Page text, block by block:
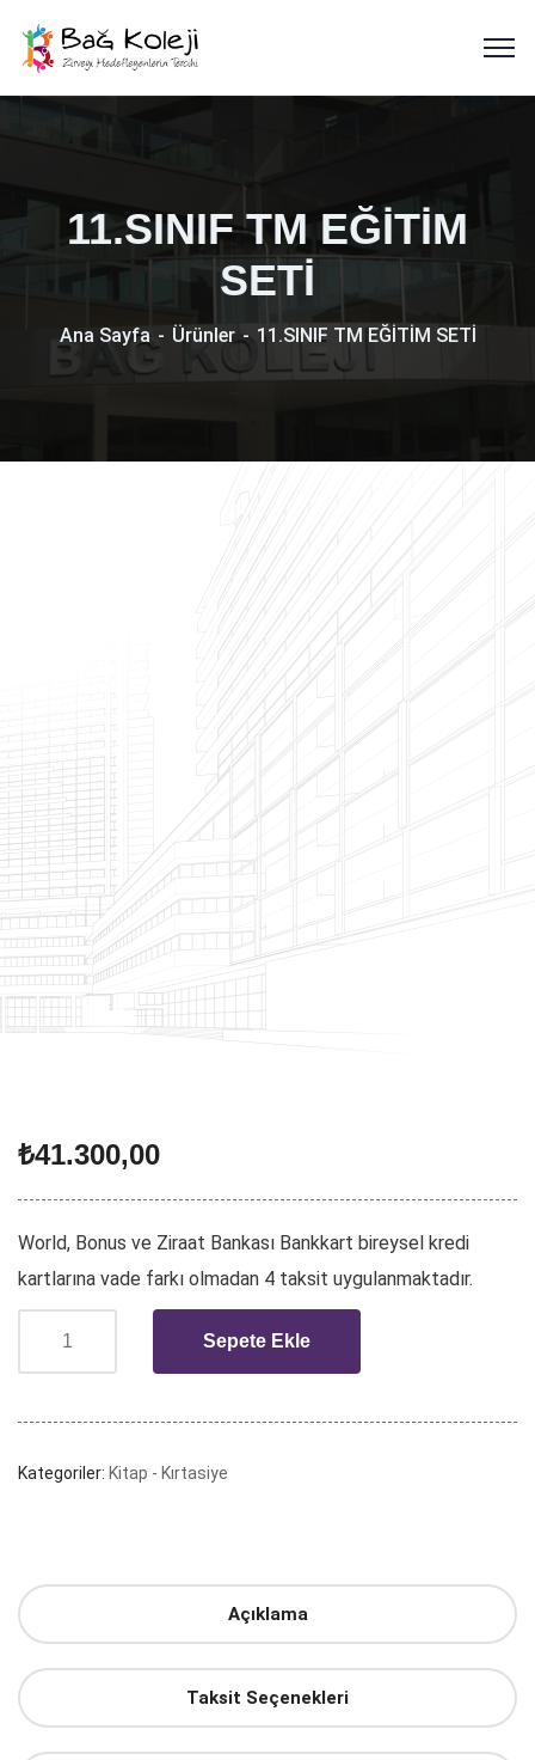
11.SINIF TM EĞİTİM
SETİ
Ana Sayfa Ürünler 11.SINIF TM EĞİTİM SETİ
₺41.300,00
World, Bonus ve Ziraat Bankası Bankkart bireysel kredi
kartlarına vade farkı olmadan 4 taksit uygulanmaktadır.
Sepete Ekle
Kategoriler: Kitap - Kırtasiye
Açıklama
Taksit Seçenekleri